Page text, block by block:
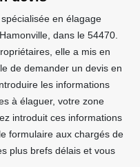
en élagage
dans le 54470.
elle a mis en
de demander un devis en
les informations
à élaguer, votre zone
introduit ces informations
formulaire aux chargés de
plus brefs délais et vous